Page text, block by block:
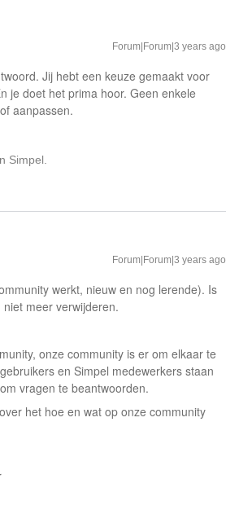
Forum|Forum|3 years ago
Jij hebt een keuze gemaakt voor
je doet het prima hoor. Geen enkele
aanpassen.
Simpel.
Forum|Forum|3 years ago
werkt, nieuw en nog lerende). Is
meer verwijderen.
onze community is er om elkaar te
en Simpel medewerkers staan
vragen te beantwoorden.
het hoe en wat op onze community